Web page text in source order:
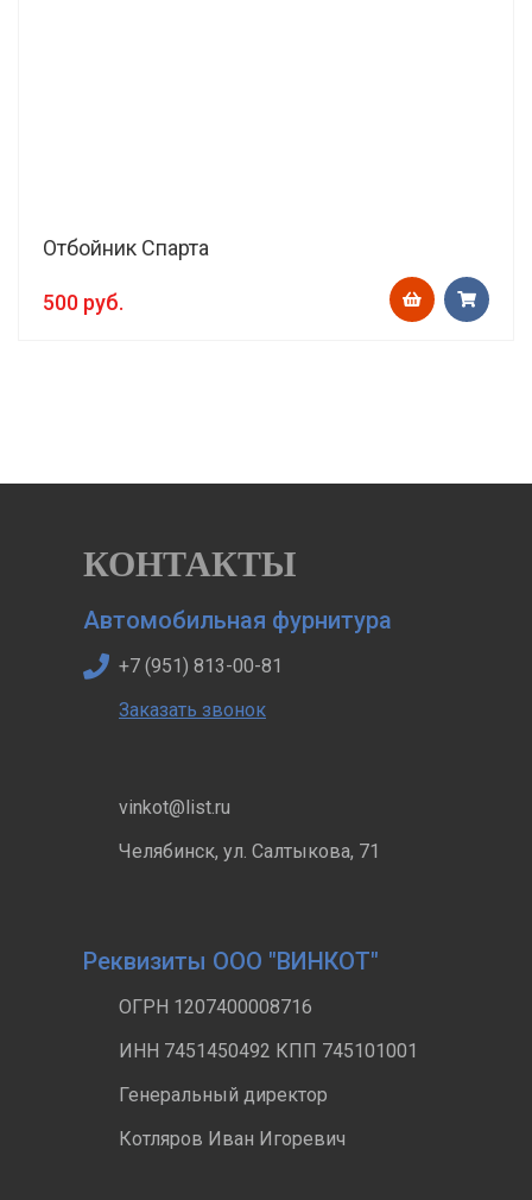
Отбойник Спарта
500 руб.
КОНТАКТЫ
Автомобильная фурнитура
+7 (951) 813-00-81
Заказать звонок
vinkot@list.ru
Челябинск, ул. Салтыкова, 71
Реквизиты ООО "ВИНКОТ"
ОГРН 1207400008716
ИНН 7451450492 КПП 745101001
Генеральный директор
Котляров Иван Игоревич